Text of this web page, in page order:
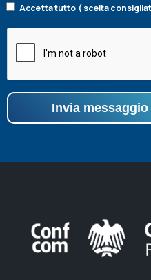
Accetta tutto ( scelta
Invia messaggio